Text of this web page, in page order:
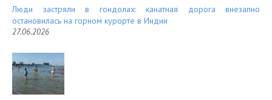
Люди застряли в гондолах: канатная дорога внезапно
остановилась на горном курорте в Индии
27.06.2026